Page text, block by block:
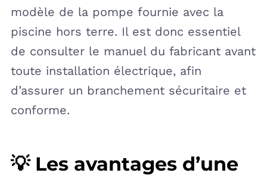
modèle de la pompe fournie avec la
piscine hors terre. Il est donc essentiel
de consulter le manuel du fabricant avant
toute installation électrique, afin
d’assurer un branchement sécuritaire et
conforme.
💡 Les avantages d’une